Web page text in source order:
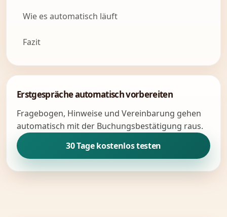
Wie es automatisch läuft
Fazit
Erstgespräche automatisch vorbereiten
Fragebogen, Hinweise und Vereinbarung gehen
automatisch mit der Buchungsbestätigung raus.
30 Tage kostenlos testen